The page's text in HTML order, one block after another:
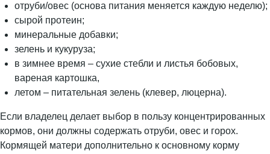
отруби/овес (основа питания меняется каждую неделю);
сырой протеин;
минеральные добавки;
зелень и кукуруза;
в зимнее время – сухие стебли и листья бобовых,
вареная картошка,
летом – питательная зелень (клевер, люцерна).
Если владелец делает выбор в пользу концентрированных
кормов, они должны содержать отруби, овес и горох.
Кормящей матери дополнительно к основному корму